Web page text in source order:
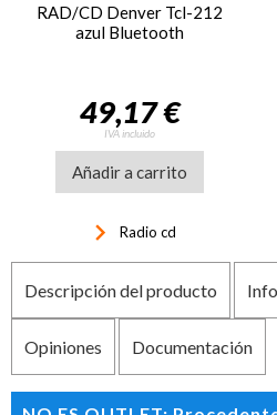
RAD/CD Denver Tcl-212
azul Bluetooth
49,17 €
IVA incluido
Añadir a carrito
keyboard_arrow_right Radio cd
Descripción del producto
Opiniones Documentación